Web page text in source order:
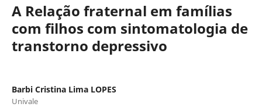
A Relação fraternal em famílias
com filhos com sintomatologia de
transtorno depressivo
Barbi Cristina Lima LOPES
Univale